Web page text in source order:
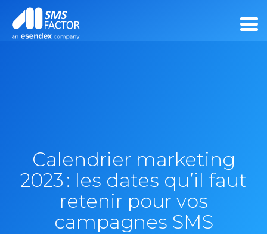
Calendrier marketing
2023 : les dates qu’il faut
retenir pour vos
campagnes SMS